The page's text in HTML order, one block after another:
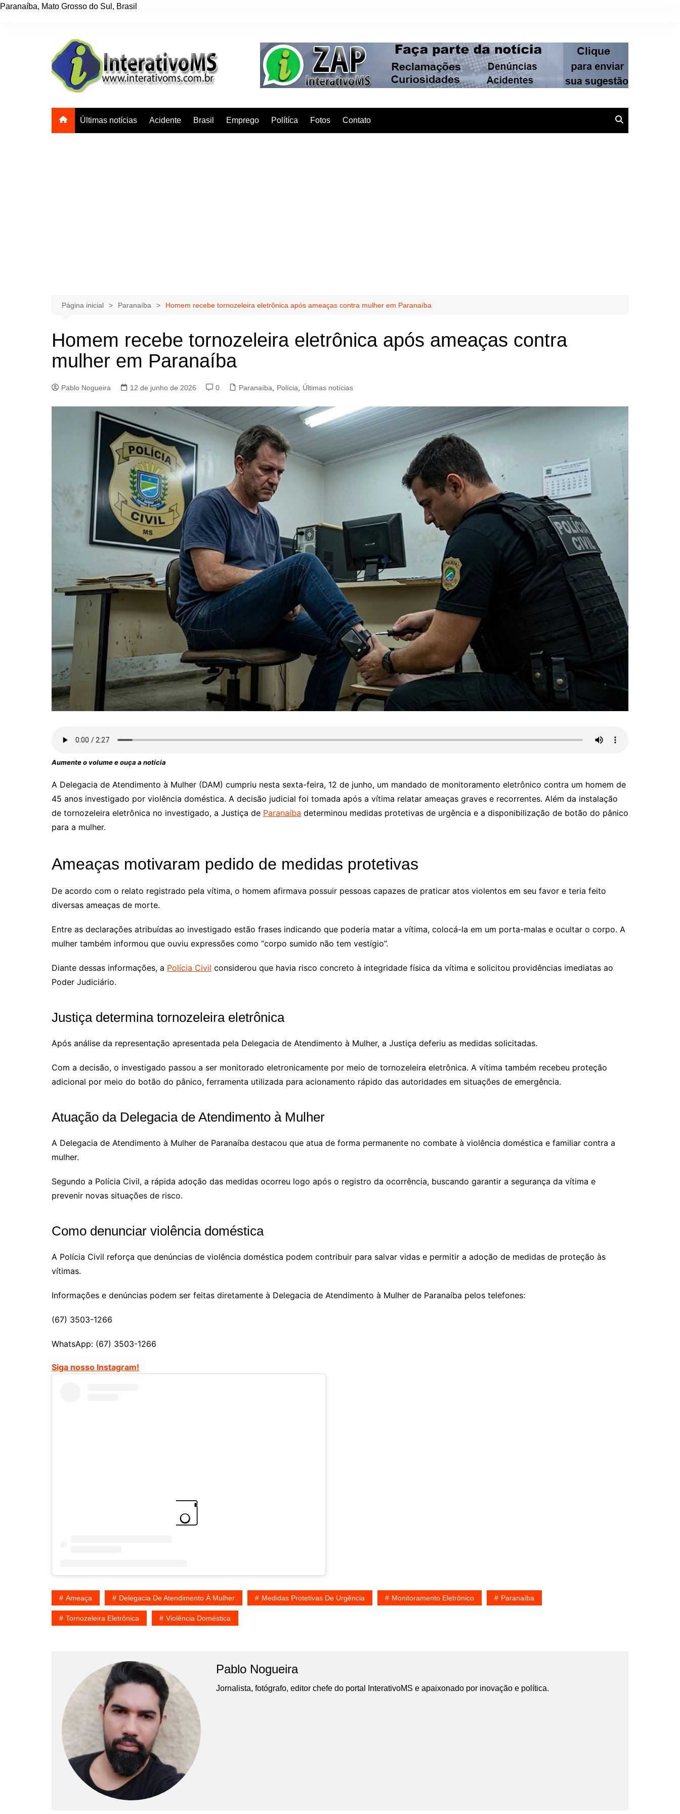
Paranaíba, Mato Grosso do Sul , Brasil
Últimas notícias Acidente Brasil Emprego Polítíca Fotos Contato
Página inicial Paranaíba Homem recebe tornozeleira eletrônica após ameaças contra mulher em Paranaíba
Homem recebe tornozeleira eletrônica após ameaças contra
mulher em Paranaíba
Pablo Nogueira 12 de junho de 2026 0 Paranaíba Polícia Últimas notícias
Aumente o volume e ouça a notícia
A Delegacia de Atendimento à Mulher (DAM) cumpriu nesta sexta-feira, 12 de junho, um mandado de monitoramento eletrônico contra um homem de
45 anos investigado por violência doméstica. A decisão judicial foi tomada após a vítima relatar ameaças graves e recorrentes. Além da instalação
de tornozeleira eletrônica no investigado, a Justiça de Paranaíba determinou medidas protetivas de urgência e a disponibilização de botão do pânico
para a mulher.
Ameaças motivaram pedido de medidas protetivas
De acordo com o relato registrado pela vítima, o homem afirmava possuir pessoas capazes de praticar atos violentos em seu favor e teria feito
diversas ameaças de morte.
Entre as declarações atribuídas ao investigado estão frases indicando que poderia matar a vítima, colocá-la em um porta-malas e ocultar o corpo. A
mulher também informou que ouviu expressões como “corpo sumido não tem vestígio”.
Diante dessas informações, a Polícia Civil considerou que havia risco concreto à integridade física da vítima e solicitou providências imediatas ao
Poder Judiciário.
Justiça determina tornozeleira eletrônica
Após análise da representação apresentada pela Delegacia de Atendimento à Mulher, a Justiça deferiu as medidas solicitadas.
Com a decisão, o investigado passou a ser monitorado eletronicamente por meio de tornozeleira eletrônica. A vítima também recebeu proteção
adicional por meio do botão do pânico, ferramenta utilizada para acionamento rápido das autoridades em situações de emergência.
Atuação da Delegacia de Atendimento à Mulher
A Delegacia de Atendimento à Mulher de Paranaíba destacou que atua de forma permanente no combate à violência doméstica e familiar contra a
mulher.
Segundo a Polícia Civil, a rápida adoção das medidas ocorreu logo após o registro da ocorrência, buscando garantir a segurança da vítima e
prevenir novas situações de risco.
Como denunciar violência doméstica
A Polícia Civil reforça que denúncias de violência doméstica podem contribuir para salvar vidas e permitir a adoção de medidas de proteção às
vítimas.
Informações e denúncias podem ser feitas diretamente à Delegacia de Atendimento à Mulher de Paranaíba pelos telefones:
(67) 3503-1266
WhatsApp: (67) 3503-1266
Siga nosso Instagram!
Ameaça Delegacia De Atendimento À Mulher Medidas Protetivas De Urgência Monitoramento Eletrônico Paranaíba
Tornozeleira Eletrônica Violência Doméstica
Pablo Nogueira
Jornalista, fotógrafo, editor chefe do portal InterativoMS e apaixonado por inovação e política.